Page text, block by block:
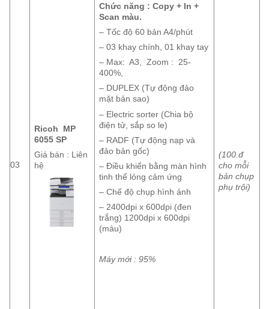
03
Ricoh MP
6055 SP
Giá bán : Liên
hệ
Chức năng : Copy + In +
Scan màu.
– Tốc độ 60 bản A4/phút
– 03 khay chính, 01 khay tay
– Max: A3, Zoom : 25-
400%,
– DUPLEX (Tự động đảo
mặt bản sao)
– Electric sorter (Chia bộ
điện tử, sắp so le)
– RADF (Tự động nạp và
đảo bản gốc)
– Điều khiển bằng màn hình
tinh thể lỏng cảm ứng
– Chế độ chụp hình ảnh
– 2400dpi x 600dpi (đen
trắng) 1200dpi x 600dpi
(màu)
Máy mới : 95%
(100.đ
cho mỗi
bản chụp
phụ trội)